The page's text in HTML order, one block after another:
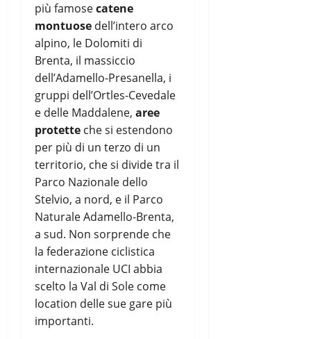
più famosecatene
montuose dell’intero arco
alpino, le Dolomiti di
Brenta, il massiccio
dell’Adamello-Presanella, i
gruppi dell’Ortles-Cevedale
e delle Maddalene, aree
protette che si estendono
per più di un terzo di un
territorio, che si divide tra il
Parco Nazionale dello
Stelvio, a nord, e il Parco
Naturale Adamello-Brenta,
a sud. Non sorprende che
la federazione ciclistica
internazionale UCI abbia
scelto la Val di Sole come
location delle sue gare più
importanti.